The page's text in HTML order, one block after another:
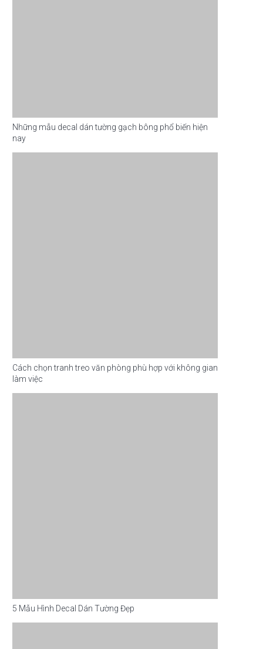
Những mẫu decal dán tường gạch bông phổ biến hiện
nay
Cách chọn tranh treo văn phòng phù hợp với không gian
làm việc
5 Mẫu Hình Decal Dán Tường Đẹp